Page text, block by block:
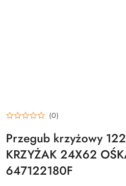
(0)
Przegub krzyżowy
KRZYŻAK 24X62
647122180F